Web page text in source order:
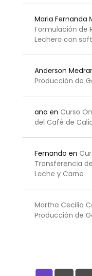
Maria Fernanda
Formulación de
Lechero con
Anderson
Producción de
ana en Curso
del Café de
Fernando en
Transferencia
Leche y Carne
Martha Cecilia
Producción de